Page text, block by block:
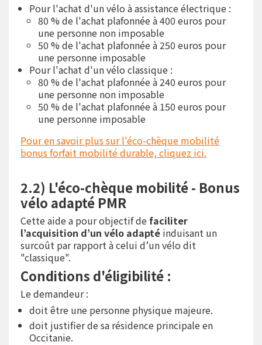
Pour l'achat d'un vélo à assistance électrique :
80 % de l'achat plafonnée à 400 euros pour
une personne non imposable
50 % de l'achat plafonnée à 250 euros pour
une personne imposable
Pour l'achat d'un vélo classique :
80 % de l'achat plafonnée à 240 euros pour
une personne non imposable
50 % de l'achat plafonnée à 150 euros pour
une personne imposable
Pour en savoir plus sur l'éco-chèque mobilité
bonus forfait mobilité durable, cliquez ici.
2.2) L'éco-chèque mobilité - Bonus
vélo adapté PMR
Cette aide a pour objectif defaciliter
l’acquisition d’un vélo adapté induisant un
surcoût par rapport à celui d’un vélo dit
"classique".
Conditions d'éligibilité :
Le demandeur :
doit être une personne physique majeure.
doit justifier de sa résidence principale en
Occitanie.